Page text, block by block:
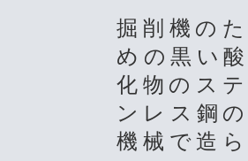
掘削機のた
めの黒い酸
化物のステ
ンレス鋼の
機械で造ら